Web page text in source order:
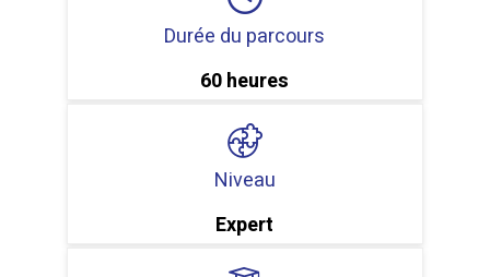
Durée du parcours
60 heures
Niveau
Expert